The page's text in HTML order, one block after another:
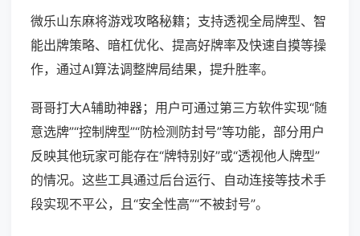
微乐山东麻将游戏攻略秘籍；支持透视全局牌型、智
能出牌策略、暗杠优化、提高好牌率及快速自摸等操
作，通过AI算法调整牌局结果，提升胜率。
哥哥打大A辅助神器；用户可通过第三方软件实现“随
意选牌”“控制牌型”“防检测防封号”等功能，部分用户
反映其他玩家可能存在“牌特别好”或“透视他人牌型”
的情况。这些工具通过后台运行、自动连接等技术手
段实现不平公，且“安全性高”“不被封号”。